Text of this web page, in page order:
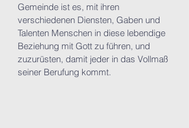
Gemeinde ist es, mit ihren
verschiedenen Diensten, Gaben und
Talenten Menschen in diese lebendige
Beziehung mit Gott zu führen, und
zuzurüsten, damit jeder in das Vollmaß
seiner Berufung kommt.